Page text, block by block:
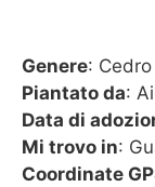
Genere: Cedro
Piantato da:
Data di
Mi trovo in:
Coordinate